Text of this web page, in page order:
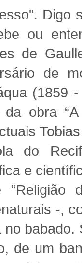
Digo
ou
de
de
(1859
da obra
do
e
“Religião
-,
no babado.
de um